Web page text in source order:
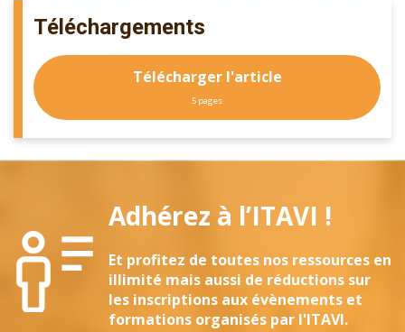
Téléchargements
Télécharger l'article
5 pages
Adhérez à l’ITAVI !
Et profitez de toutes nos ressources en
illimité mais aussi de réductions sur
les inscriptions aux évènements et
formations organisés par l'ITAVI.